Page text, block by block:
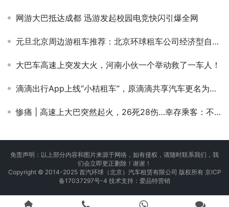
网游大巴抵达成都 迅游发起校园电竞快闪引爆全网
元旦北京周边游租车推荐：北京环球租车公司经济型自驾车型盘点
大巴车高速上突发大火，河南小伙一个举动救了一车人！
滴滴出行App上线“小桔租车”，原滴滴共享汽车更名为小桔租车
惨痛 | 高速上大巴突然起火，26死28伤…幸存乘客：不到一分钟，整车就被大火吞噬
免责声明：以上部分内容和图片来源于网络，如有侵权，请随时联系我们，我
们会立即更正删除！谢谢！
Copyright © 2014-2025 首汽环球（北京）汽车租赁有限公司 版权所有 京ICP
备17037297号-4 技术支持： 爱品特营销